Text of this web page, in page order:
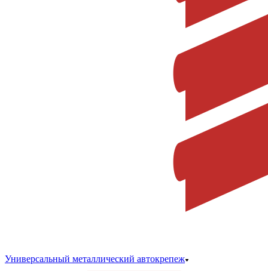
Универсальный металлический автокрепеж